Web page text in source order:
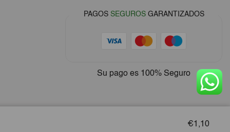
PAGOS SEGUROSGARANTIZADOS
Su pago es 100% Seguro
€1,10